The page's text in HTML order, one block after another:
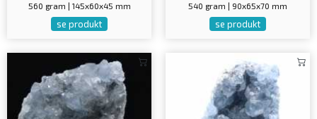
560 gram | 145x60x45 mm
se produkt
540 gram | 90x65x70 mm
se produkt